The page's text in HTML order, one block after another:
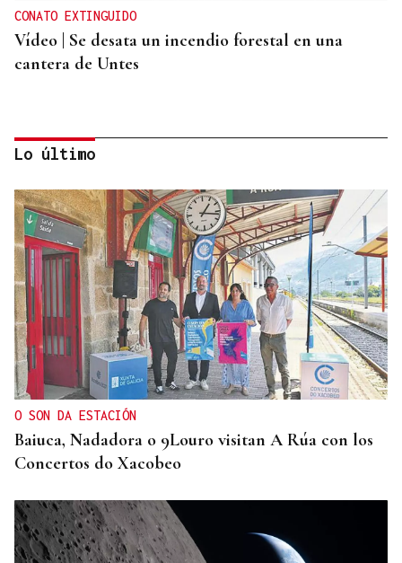
CONATO EXTINGUIDO
Vídeo | Se desata un incendio forestal en una
cantera de Untes
ENTREVISTA
Jorge Vázquez: "Nuestro objetivo a 2028 es crecer
creando valor para el accionista y para el equipo
que lo hace posible"
Lo último
O SON DA ESTACIÓN
Baiuca, Nadadora o 9Louro visitan A Rúa con los
Concertos do Xacobeo